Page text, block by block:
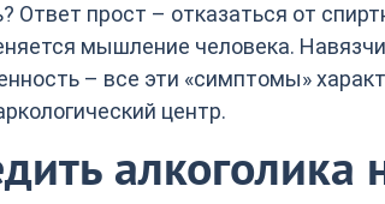
Ответ прост – отказаться от
мышление человека.
– все эти «симптомы»
центр.
алкоголика